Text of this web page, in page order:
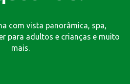
com vista panorâmica, spa,
para adultos e crianças e muito
mais.